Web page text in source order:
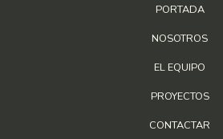
PORTADA
NOSOTROS
EL EQUIPO
PROYECTOS
CONTACTAR